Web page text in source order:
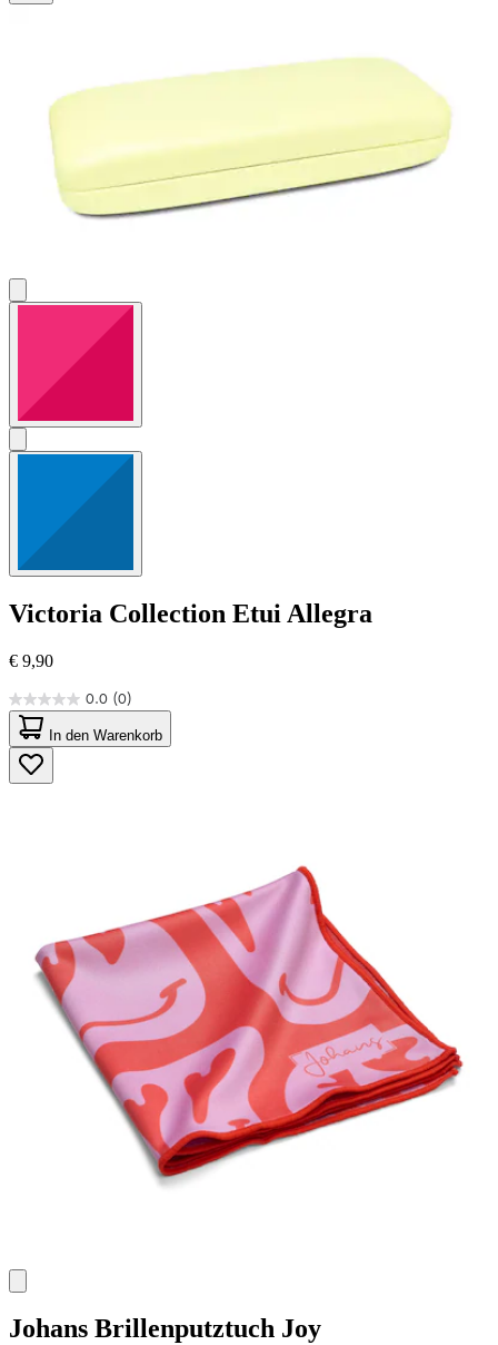
Victoria Collection Etui Allegra
€ 9,90
0.0 (0)
0.0
von
5
Sternen.
In den Warenkorb
Johans Brillenputztuch Joy